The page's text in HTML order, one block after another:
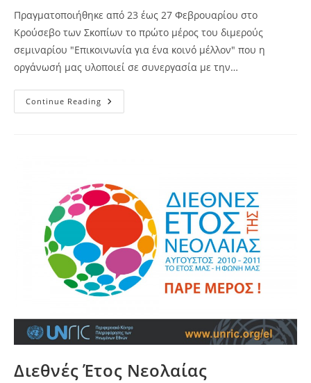
Πραγματοποιήθηκε από 23 έως 27 Φεβρουαρίου στο
Κρούσεβο των Σκοπίων το πρώτο μέρος του διμερούς
σεμιναρίου "Επικοινωνία για ένα κοινό μέλλον" που η
οργάνωσή μας υλοποιεί σε συνεργασία με την…
Continue Reading Contacts
For
Διεθνές Έτος Νεολαίας